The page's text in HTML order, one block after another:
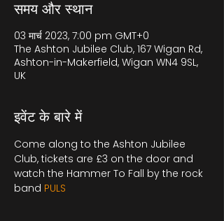
समय और स्थान
03 मार्च 2023, 7:00 pm GMT+0
The Ashton Jubilee Club, 167 Wigan Rd,
Ashton-in-Makerfield, Wigan WN4 9SL,
UK
इवेंट के बारे में
Come along to the Ashton Jubilee
Club, tickets are £3 on the door and
watch the Hammer To Fall by the rock
band PULS